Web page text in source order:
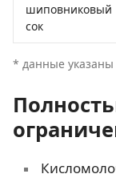
шиповниковый
сок
* данные указаны